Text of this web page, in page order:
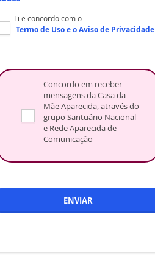
Li e concordo com o
Termo de Usoe oAviso de Privacidade
Concordo em receber
mensagens da Casa da
Mãe Aparecida, através do
grupo Santuário Nacional
e Rede Aparecida de
Comunicação
ENVIAR